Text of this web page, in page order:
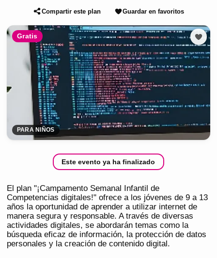
Compartir este plan Guardar en favoritos
Gratis
PARA NIÑOS
Este evento ya ha finalizado
El plan "¡Campamento Semanal Infantil de
Competencias digitales!" ofrece a los jóvenes de 9 a 13
años la oportunidad de aprender a utilizar internet de
manera segura y responsable. A través de diversas
actividades digitales, se abordarán temas como la
búsqueda eficaz de información, la protección de datos
personales y la creación de contenido digital.